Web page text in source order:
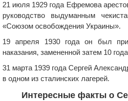
21 июля 1929 года Ефремова
руководство выдуманным
«Союзом освобождения Украины».
19 апреля 1930 года он был
наказания, замененной затем 10
31 марта 1939 года Сергей
в одном из сталинских лагерей.
Интересные факты о